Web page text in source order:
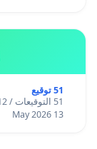
51 توقيع
51 التوقيعات / 12 أشهر
13 May 2026